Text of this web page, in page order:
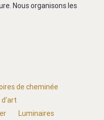
Nous organisons les
de cheminée
d'art
Luminaires